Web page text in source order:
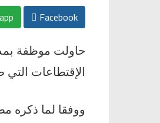
Facebook
الإقتطاعات
ووفقا لما ذكره